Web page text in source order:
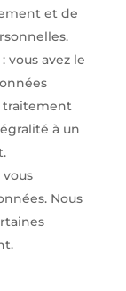
et de
vous avez le
traitement
à un
Nous